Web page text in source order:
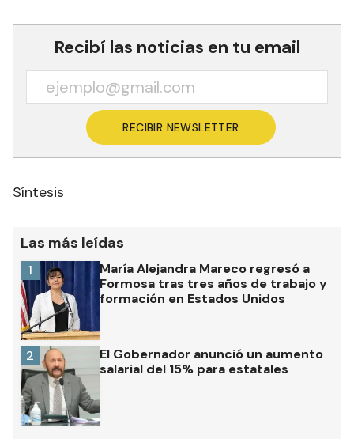
Recibí las noticias en tu email
RECIBIR NEWSLETTER
Síntesis
Las más leídas
María Alejandra Mareco regresó a
Formosa tras tres años de trabajo y
formación en Estados Unidos
1
El Gobernador anunció un aumento
salarial del 15% para estatales
2